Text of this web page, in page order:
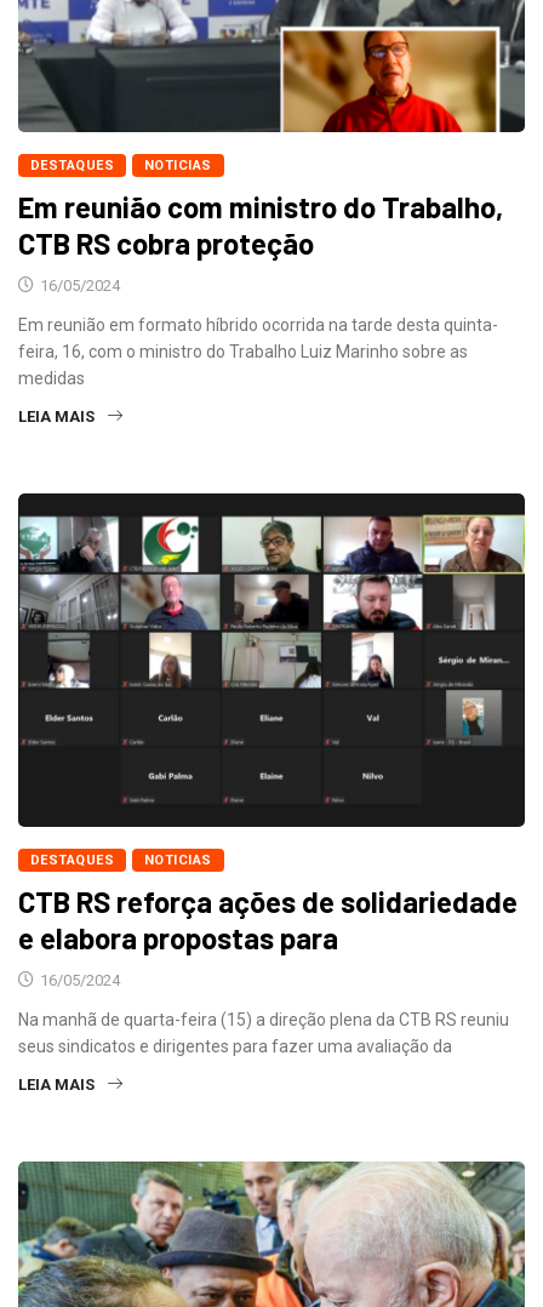
DESTAQUES NOTICIAS
Em reunião com ministro do Trabalho,
CTB RS cobra proteção
16/05/2024
Em reunião em formato híbrido ocorrida na tarde desta quinta-
feira, 16, com o ministro do Trabalho Luiz Marinho sobre as
medidas
LEIA MAIS
DESTAQUES NOTICIAS
CTB RS reforça ações de solidariedade
e elabora propostas para
16/05/2024
Na manhã de quarta-feira (15) a direção plena da CTB RS reuniu
seus sindicatos e dirigentes para fazer uma avaliação da
LEIA MAIS